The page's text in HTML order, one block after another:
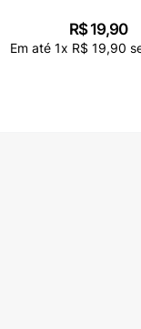
R$ 19,90
Em até 1x R$ 19,90